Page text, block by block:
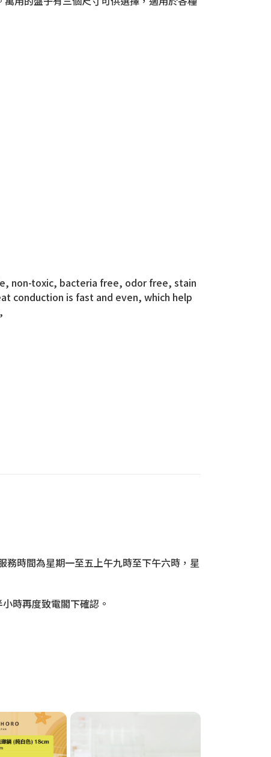
non-toxic, bacteria free, odor free, stain
conduction is fast and even, which help
務時間為星期一至五上午九時至下午六時，星
時再度致電閣下確認。